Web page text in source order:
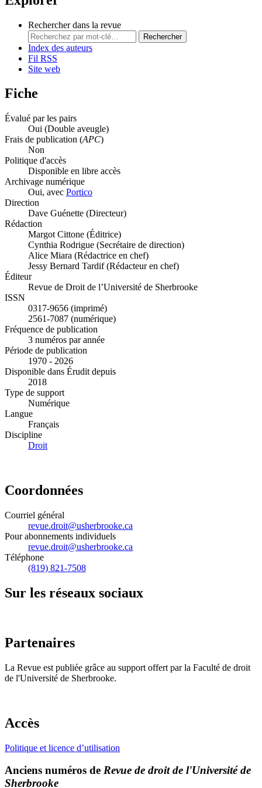
Rechercher dans la revue
Rechercher
Index des auteurs
Fil RSS
Site web
Fiche
Évalué par les pairs
Oui (Double aveugle)
Frais de publication (APC)
Non
Politique d'accès
Disponible en libre accès
Archivage numérique
Oui, avec Portico
Direction
Dave Guénette (Directeur)
Rédaction
Margot Cittone (Éditrice)
Cynthia Rodrigue (Secrétaire de direction)
Alice Miara (Rédactrice en chef)
Jessy Bernard Tardif (Rédacteur en chef)
Éditeur
Revue de Droit de l’Université de Sherbrooke
ISSN
0317-9656 (imprimé)
2561-7087 (numérique)
Fréquence de publication
3 numéros par année
Période de publication
1970 - 2026
Disponible dans Érudit depuis
2018
Type de support
Numérique
Langue
Français
Discipline
Droit
Coordonnées
Courriel général
revue.droit@usherbrooke.ca
Pour abonnements individuels
revue.droit@usherbrooke.ca
Téléphone
(819) 821-7508
Sur les réseaux sociaux
Partenaires
La Revue est publiée grâce au support offert par la Faculté de droit
de l'Université de Sherbrooke.
Accès
Politique et licence d’utilisation
Anciens numéros de Revue de droit de l'Université de
Sherbrooke